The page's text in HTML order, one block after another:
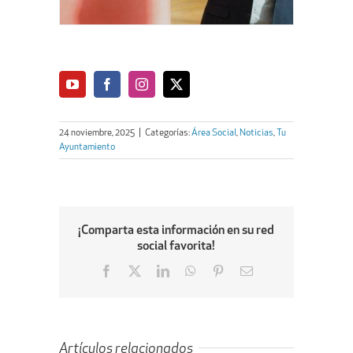
24 noviembre, 2025 Categorías:Área Social, Noticias,
Tu
Ayuntamiento
¡Comparta esta información en su red
social favorita!
Facebook
LinkedInWhatsApp
PinterestEmail
Artículos relacionados